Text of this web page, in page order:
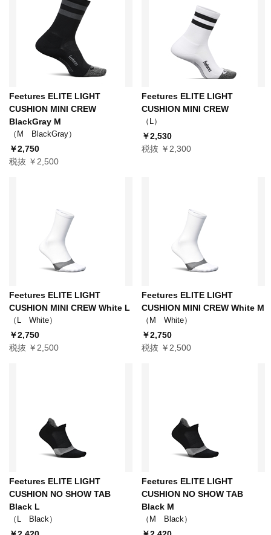
Feetures ELITE LIGHT
CUSHION MINI CREW
BlackGray M
（M BlackGray）
￥2,750
税抜 ￥2,500
Feetures ELITE LIGHT
CUSHION MINI CREW
（L）
￥2,530
税抜 ￥2,300
Feetures ELITE LIGHT
CUSHION MINI CREW White L
（L White）
￥2,750
税抜 ￥2,500
Feetures ELITE LIGHT
CUSHION MINI CREW White M
（M White）
￥2,750
税抜 ￥2,500
Feetures ELITE LIGHT
CUSHION NO SHOW TAB
Black L
（L Black）
Feetures ELITE LIGHT
CUSHION NO SHOW TAB
Black M
（M Black）